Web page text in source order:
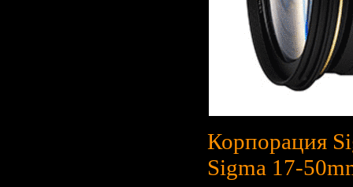
Корпорация
Sigma 17-